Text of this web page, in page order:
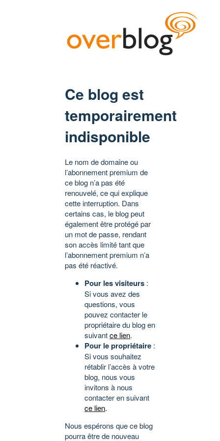
Ce blog est
temporairement
indisponible
Le nom de domaine ou
l’abonnement premium de
ce blog n’a pas été
renouvelé, ce qui explique
cette interruption. Dans
certains cas, le blog peut
également être protégé par
un mot de passe, rendant
son accès limité tant que
l’abonnement premium n’a
pas été réactivé.
Pour les visiteurs :
Si vous avez des
questions, vous
pouvez contacter le
propriétaire du blog en
suivantce lien.
Pour le propriétaire :
Si vous souhaitez
rétablir l’accès à votre
blog, nous vous
invitons à nous
contacter en suivant
ce lien.
Nous espérons que ce blog
pourra être de nouveau